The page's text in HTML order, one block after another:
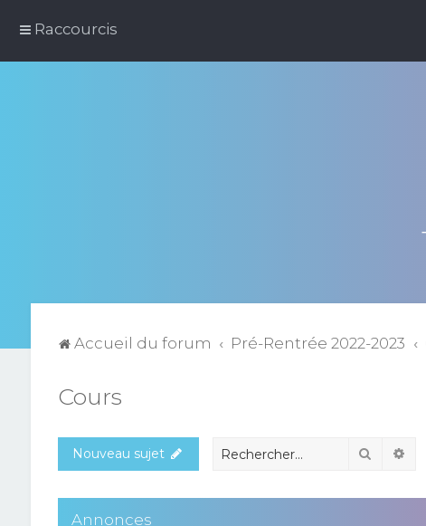
Raccourcis
Accueil du forum Pré-Rentrée 2022-2023
Cours
Nouveau sujet
Annonces